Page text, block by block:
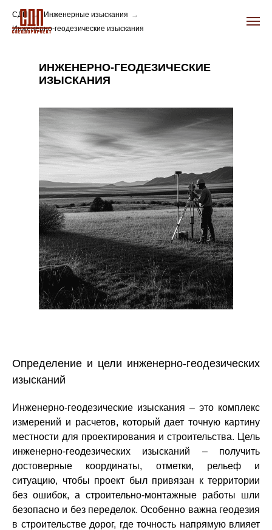
СДП → Инженерные изыскания →
Инженерно-геодезические изыскания
ИНЖЕНЕРНО-ГЕОДЕЗИЧЕСКИЕ
ИЗЫСКАНИЯ
Полный цикл
проектных услуг
Определение и цели инженерно-геодезических
изысканий
Инженерно-геодезические изыскания – это комплекс
измерений и расчетов, который дает точную картину
местности для проектирования и строительства. Цель
инженерно-геодезических изысканий – получить
достоверные координаты, отметки, рельеф и
ситуацию, чтобы проект был привязан к территории
без ошибок, а строительно-монтажные работы шли
безопасно и без переделок. Особенно важна геодезия
в строительстве дорог, где точность напрямую влияет